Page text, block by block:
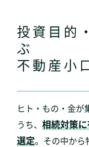
投資目的
ぶ
不動産小
ヒト・もの・金が
うち、 相続対策
選定。その中から